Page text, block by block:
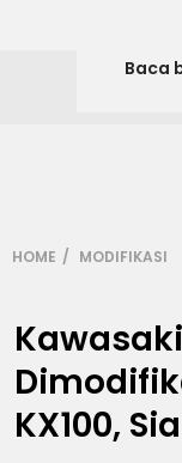
Baca
HOME MODIFIKASI
Kawasaki
KX100,